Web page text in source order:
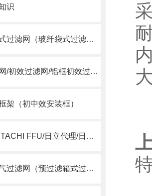
识
高温玻纤袋式过滤网（玻纤袋式过滤器）
可洗式过滤网/初效过滤网/铝框初效过滤网
架（初中效安装框）
日立FFU/HITACHI FFU/日立代理/日立15SSQS
中效箱式空气过滤网（预过滤箱式过滤器）